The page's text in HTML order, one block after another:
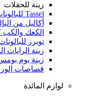
زينة للحفلات
Tassel للبالونات
أكاليل من
الكعك والكب
توبرز
زينة الرايات
زينة بوم
قصاصات
لوازم المائدة